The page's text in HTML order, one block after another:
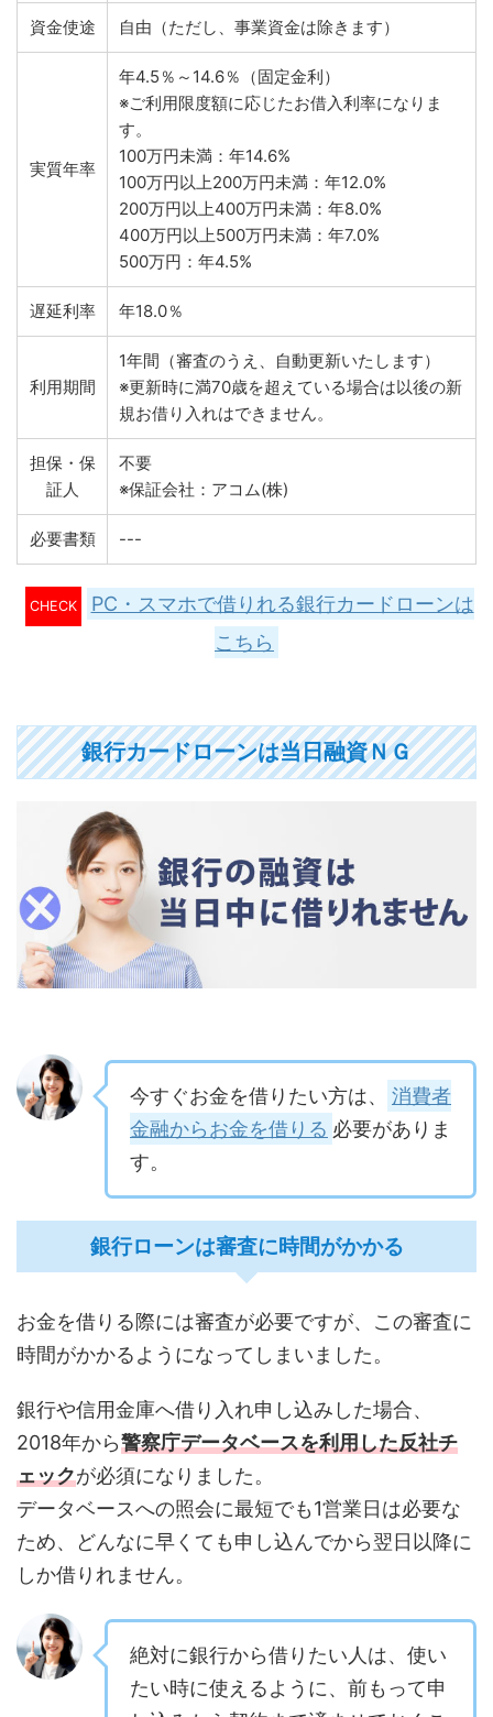
資金使途 自由（ただし、事業資金は除きます）
実質年率
年4.5％～14.6％（固定金利）
※ご利用限度額に応じたお借入利率になりま
す。
100万円未満：年14.6%
100万円以上200万円未満：年12.0%
200万円以上400万円未満：年8.0%
400万円以上500万円未満：年7.0%
500万円：年4.5%
遅延利率 年18.0％
利用期間
1年間（審査のうえ、自動更新いたします）
※更新時に満70歳を超えている場合は以後の新
規お借り入れはできません。
担保・保
証人
不要
※保証会社：アコム(株)
必要書類 ---
CHECK
PC・スマホで借りれる銀行カードローンは
こちら
銀行カードローンは当日融資ＮＧ
今すぐお金を借りたい方は、
消費者
金融からお金を借りる 必要がありま
す。
銀行ローンは審査に時間がかかる
お金を借りる際には審査が必要ですが、この審査に
時間がかかるようになってしまいました。
銀行や信用金庫へ借り入れ申し込みした場合、
2018年から警察庁データベースを利用した反社チ
ェックが必須になりました。
データベースへの照会に最短でも1営業日は必要な
ため、どんなに早くても申し込んでから翌日以降に
しか借りれません。
絶対に銀行から借りたい人は、使い
たい時に使えるように、前もって申